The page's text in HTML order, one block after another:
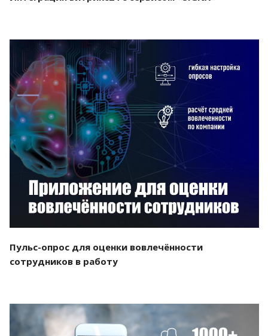
Смотреть проект
Пульс-опрос для оценки вовлечённости
сотрудников в работу